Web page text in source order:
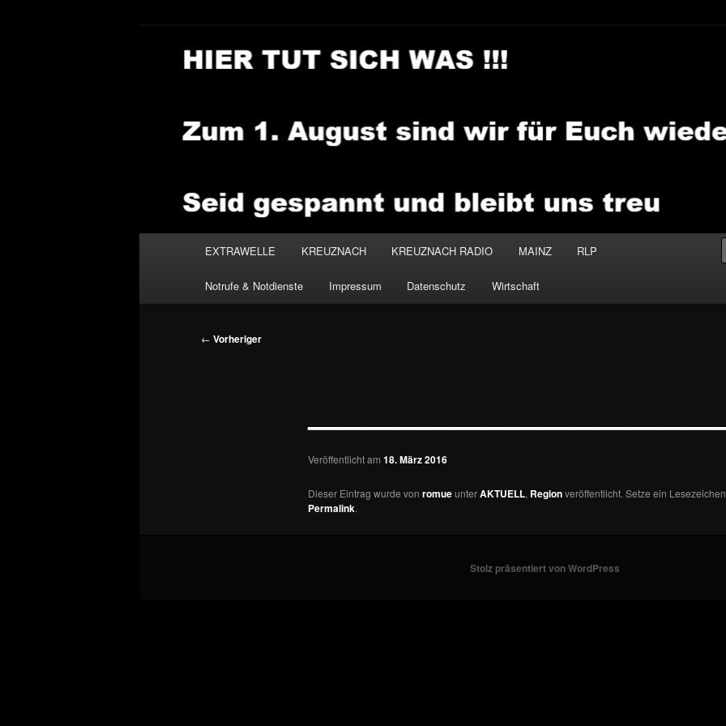
EXTRAWELLE KREUZNACH KREUZNACH RADIO MAINZ RLP
Notrufe & Notdienste Impressum Datenschutz Wirtschaft
Beitragsnavigation
← Vorheriger
Veröffentlicht am 18. März 2016
Dieser Eintrag wurde von romueunterAKTUELL, Regionveröffentlicht. Setze ein
Permalink.
Stolz präsentiert von WordPress